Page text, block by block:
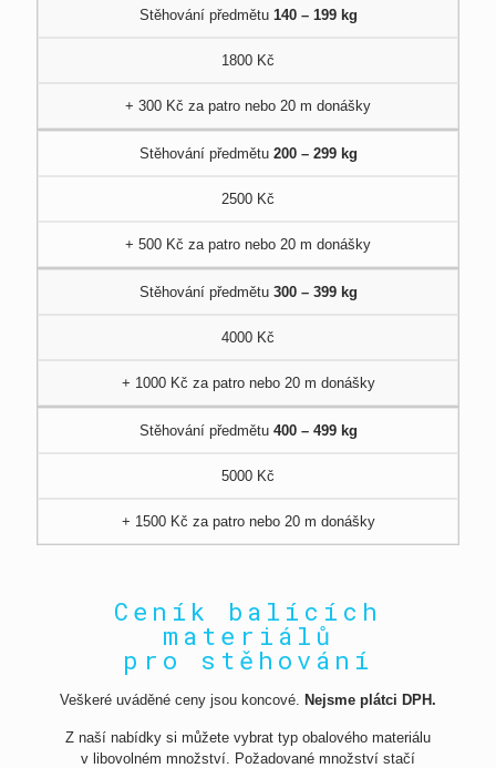
Stěhování předmětu 140 – 199 kg
1800 Kč
+ 300 Kč za patro nebo 20 m donášky
Stěhování předmětu 200 – 299 kg
2500 Kč
+ 500 Kč za patro nebo 20 m donášky
Stěhování předmětu 300 – 399 kg
4000 Kč
+ 1000 Kč za patro nebo 20 m donášky
Stěhování předmětu 400 – 499 kg
5000 Kč
+ 1500 Kč za patro nebo 20 m donášky
Ceník balících
materiálů
pro stěhování
Veškeré uváděné ceny jsou koncové. Nejsme plátci DPH.
Z naší nabídky si můžete vybrat typ obalového materiálu
v libovolném množství. Požadované množství stačí